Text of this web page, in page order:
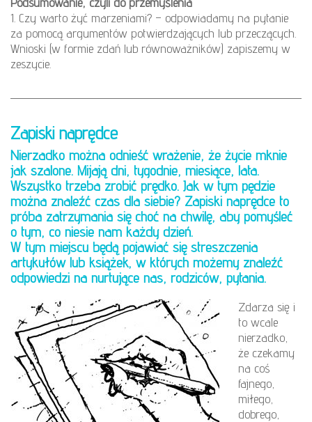
1. Czy warto żyć marzeniami? – odpowiadamy na pytanie
za pomocą argumentów potwierdzających lub przeczących.
Wnioski (w formie zdań lub równoważników) zapiszemy w
zeszycie.
Zapiski naprędce
Nierzadko można odnieść wrażenie, że życie mknie
jak szalone. Mijają dni, tygodnie, miesiące, lata.
Wszystko trzeba zrobić prędko. Jak w tym pędzie
można znaleźć czas dla siebie? Zapiski naprędce to
próba zatrzymania się choć na chwilę, aby pomyśleć
o tym, co niesie nam każdy dzień.
W tym miejscu będą pojawiać się streszczenia
artykułów lub książek, w których możemy znaleźć
odpowiedzi na nurtujące nas, rodziców, pytania.
Zdarza się i
to wcale
nierzadko,
że czekamy
na coś
fajnego,
miłego,
dobrego,